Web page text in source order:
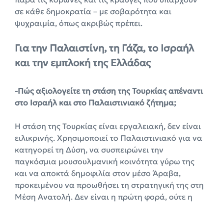
σε κάθε δημοκρατία – με σοβαρότητα και
ψυχραιμία, όπως ακριβώς πρέπει.
Για την Παλαιστίνη, τη Γάζα, το Ισραήλ
και την εμπλοκή της Ελλάδας
-Πώς αξιολογείτε τη στάση της Τουρκίας απέναντι
στο Ισραήλ και στο Παλαιστινιακό ζήτημα;
Η στάση της Τουρκίας είναι εργαλειακή, δεν είναι
ειλικρινής. Χρησιμοποιεί το Παλαιστινιακό για να
κατηγορεί τη Δύση, να συσπειρώνει την
παγκόσμια μουσουλμανική κοινότητα γύρω της
και να αποκτά δημοφιλία στον μέσο Άραβα,
προκειμένου να προωθήσει τη στρατηγική της στη
Μέση Ανατολή. Δεν είναι η πρώτη φορά, ούτε η